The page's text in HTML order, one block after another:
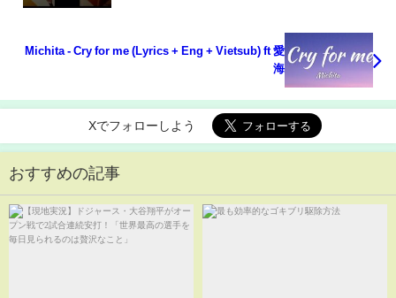
Michita - Cry for me (Lyrics + Eng + Vietsub) ft 愛
海
Xでフォローしよう
おすすめの記事